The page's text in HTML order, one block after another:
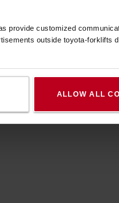
provide customized
outside toyota-forklifts
ALLOW ALL